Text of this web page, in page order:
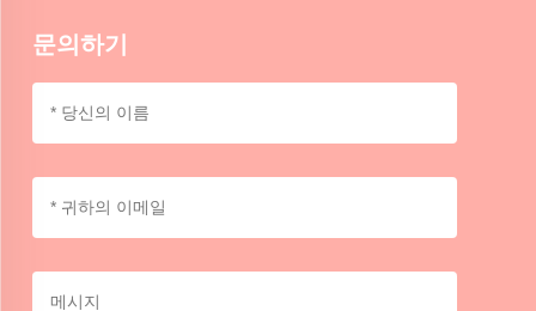
문의하기